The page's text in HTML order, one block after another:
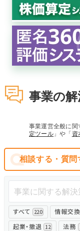
無料で
資本政
無料で
匿名
ちょこ
事業の
事業運営全般に関
定ツール」や「 資
相談する・質問
すべて 220 情報交換
起業・撤退 12 法務